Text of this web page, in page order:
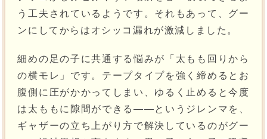
う工夫されているようです。それもあって、グー
ンにしてからはオシッコ漏れが激減しました。
細めの足の子に共通する悩みが「太もも回りから
の横モレ」です。テープタイプを強く締めるとお
腹側に圧がかかってしまい、ゆるく止めると今度
は太ももに隙間ができる――というジレンマを、
ギャザーの立ち上がり方で解決しているのがグー